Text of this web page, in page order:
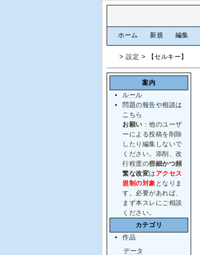
ホーム 新規 編集
>設定 > 【セルキー】
案内
ルール
問題の報告や相談は
こちら
お願い ：他のユーザ
ーによる投稿を削除
したり編集しないで
ください。添削、改
行程度の些細かつ頻
繁な改変は アクセス
規制の対象 となりま
す。必要があれば、
まず本スレにご相談
ください。
カテゴリ
作品
データ